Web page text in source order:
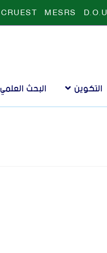
D.O.U
MESRS
CRUEST
التكوين البحث العلمي